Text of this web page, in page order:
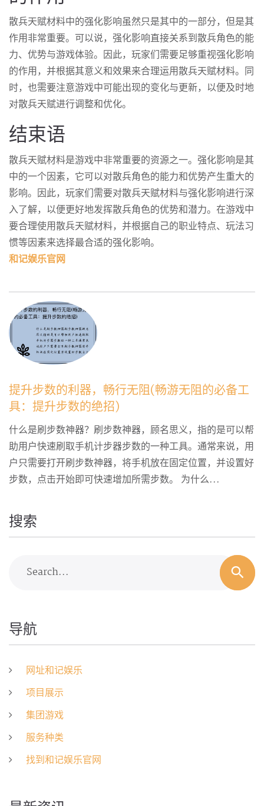
散兵天赋材料中的强化影响虽然只是其中的一部分，但是其
作用非常重要。可以说，强化影响直接关系到散兵角色的能
力、优势与游戏体验。因此，玩家们需要足够重视强化影响
的作用，并根据其意义和效果来合理运用散兵天赋材料。同
时，也需要注意游戏中可能出现的变化与更新，以便及时地
对散兵天赋进行调整和优化。
结束语
散兵天赋材料是游戏中非常重要的资源之一。强化影响是其
中的一个因素，它可以对散兵角色的能力和优势产生重大的
影响。因此，玩家们需要对散兵天赋材料与强化影响进行深
入了解，以便更好地发挥散兵角色的优势和潜力。在游戏中
要合理使用散兵天赋材料，并根据自己的职业特点、玩法习
惯等因素来选择最合适的强化影响。
和记娱乐官网
提升步数的利器，畅行无阻(畅游无阻的必备工
具：提升步数的绝招)
什么是刷步数神器？刷步数神器，顾名思义，指的是可以帮
助用户快速刷取手机计步器步数的一种工具。通常来说，用
户只需要打开刷步数神器，将手机放在固定位置，并设置好
步数，点击开始即可快速增加所需步数。 为什么...
搜索
Search...
导航
网址和记娱乐
项目展示
集团游戏
服务种类
找到和记娱乐官网